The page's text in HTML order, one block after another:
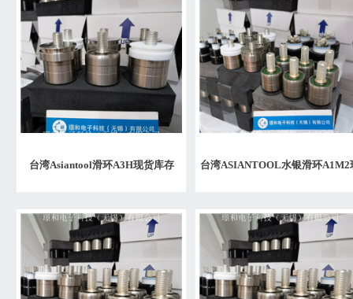
台湾Asiantool滑环A3H现货库存 台湾ASIANTOOL水银滑环A1M2